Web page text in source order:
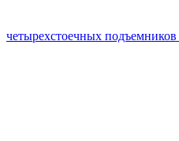
четырехстоечных подъемников